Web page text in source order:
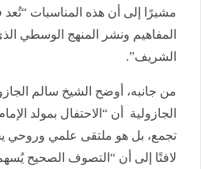
مشيرًا إلى أن هذه المناسبات
المفاهيم ونشر المنهج الوسطي
الشريف”.
من جانبه، أوضح الشيخ سالم
الجازولية أن “الاحتفال بمولد
تجمع، بل هو ملتقى علمي وروحي
لافتًا إلى أن “التصوف الصحيح يُسهم